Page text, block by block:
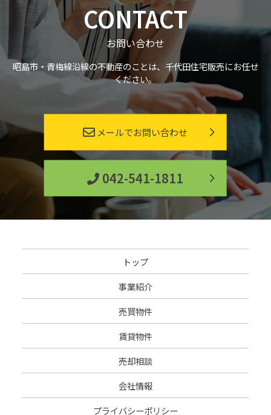
CONTACT
お問い合わせ
昭島市・青梅線沿線の不動産のことは、千代田住宅販売にお任せ
ください。
メールでお問い合わせ
042-541-1811
トップ
事業紹介
売買物件
賃貸物件
売却相談
会社情報
プライバシーポリシー